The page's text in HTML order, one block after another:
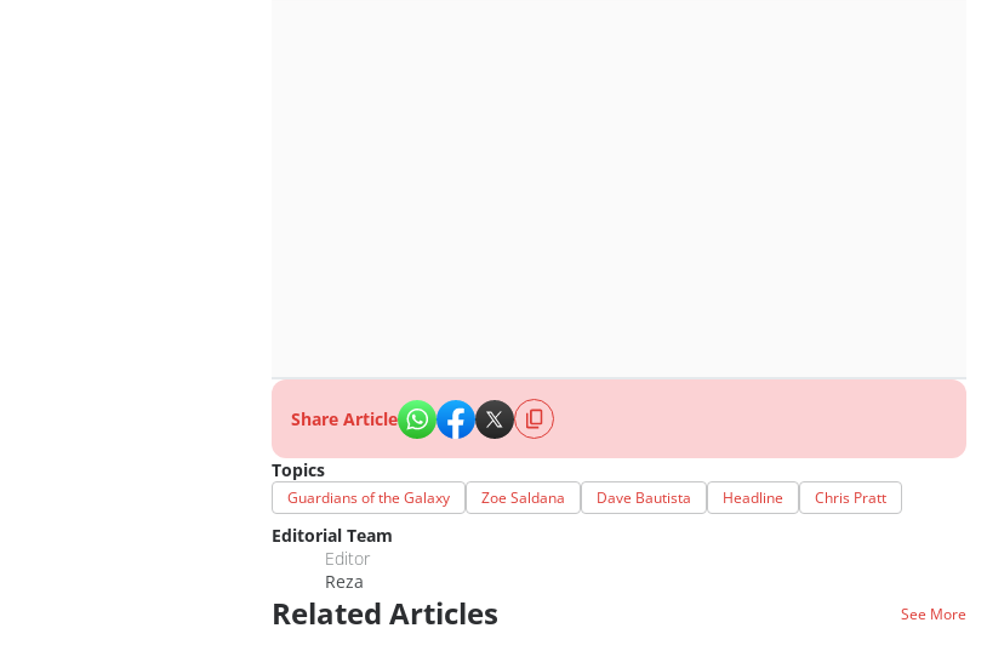
Share Article
Topics
Guardians of the Galaxy Zoe Saldana Dave Bautista Headline Chris Pratt
Editorial Team
Editor
Reza
Related Articles See More